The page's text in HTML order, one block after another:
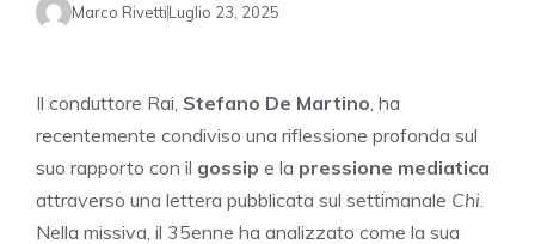
Marco RivettiLuglio 23, 2025
Il conduttore Rai, Stefano De Martino, ha
recentemente condiviso una riflessione profonda sul
suo rapporto con il gossip e la pressione mediatica
attraverso una lettera pubblicata sul settimanale Chi.
Nella missiva, il 35enne ha analizzato come la sua